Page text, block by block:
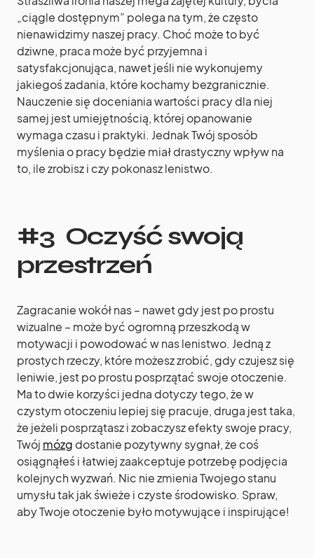
„ciągle dostępnym” polega na tym, że często
nienawidzimy naszej pracy. Choć może to być
dziwne, praca może być przyjemna i
satysfakcjonująca, nawet jeśli nie wykonujemy
jakiegoś zadania, które kochamy bezgranicznie.
Nauczenie się doceniania wartości pracy dla niej
samej jest umiejętnością, której opanowanie
wymaga czasu i praktyki. Jednak Twój sposób
myślenia o pracy będzie miał drastyczny wpływ na
to, ile zrobisz i czy pokonasz lenistwo.
#3 Oczyść swoją
przestrzeń
Zagracanie wokół nas – nawet gdy jest po prostu
wizualne – może być ogromną przeszkodą w
motywacji i powodować w nas lenistwo. Jedną z
prostych rzeczy, które możesz zrobić, gdy czujesz się
leniwie, jest po prostu posprzątać swoje otoczenie.
Ma to dwie korzyści jedna dotyczy tego, że w
czystym otoczeniu lepiej się pracuje, druga jest taka,
że jeżeli posprzątasz i zobaczysz efekty swoje pracy,
Twój mózg dostanie pozytywny sygnał, że coś
osiągnąłeś i łatwiej zaakceptuje potrzebę podjęcia
kolejnych wyzwań. Nic nie zmienia Twojego stanu
umysłu tak jak świeże i czyste środowisko. Spraw,
aby Twoje otoczenie było motywujące i inspirujące!